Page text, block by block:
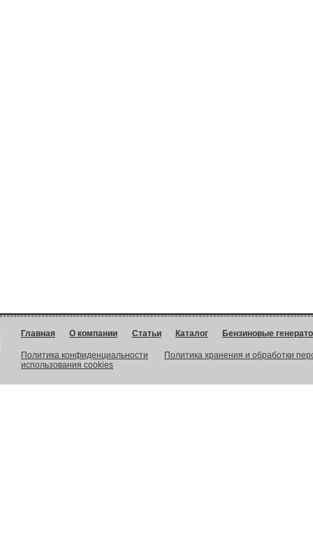
Главная О компании Статьи Каталог Бензиновые
Политика конфиденциальности
Политика хранения и обработки
использования cookies